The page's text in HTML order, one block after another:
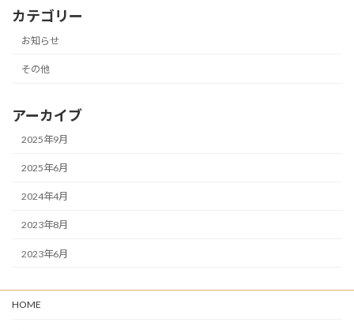
カテゴリー
お知らせ
その他
アーカイブ
2025年9月
2025年6月
2024年4月
2023年8月
2023年6月
HOME